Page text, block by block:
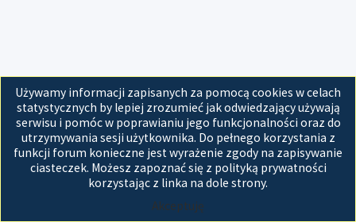
Używamy informacji zapisanych za pomocą cookies w celach
statystycznych by lepiej zrozumieć jak odwiedzający używają
serwisu i pomóc w poprawianiu jego funkcjonalności oraz do
utrzymywania sesji użytkownika. Do pełnego korzystania z
funkcji forum konieczne jest wyrażenie zgody na zapisywanie
ciasteczek. Możesz zapoznać się z polityką prywatności
korzystając z linka na dole strony.
Akceptuję